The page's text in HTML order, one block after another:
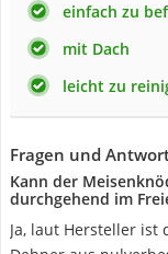
einfach zu
mit Dach
leicht zu
Fragen und
Kann der
durchgehend im
Ja, laut Hersteller ist